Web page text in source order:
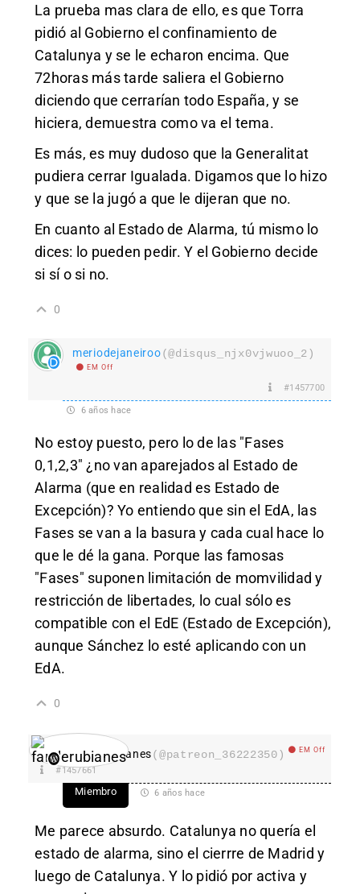
La prueba mas clara de ello, es que Torra
pidió al Gobierno el confinamiento de
Catalunya y se le echaron encima. Que
72horas más tarde saliera el Gobierno
diciendo que cerrarían todo España, y se
hiciera, demuestra como va el tema.
Es más, es muy dudoso que la Generalitat
pudiera cerrar Igualada. Digamos que lo hizo
y que se la jugó a que le dijeran que no.
En cuanto al Estado de Alarma, tú mismo lo
dices: lo pueden pedir. Y el Gobierno decide
si sí o si no.
0
meriodejaneiroo(@disqus_njx0vjwuoo_2)
EM Off
#1457700
6 años hace
No estoy puesto, pero lo de las "Fases
0,1,2,3" ¿no van aparejados al Estado de
Alarma (que en realidad es Estado de
Excepción)? Yo entiendo que sin el EdA, las
Fases se van a la basura y cada cual hace lo
que le dé la gana. Porque las famosas
"Fases" suponen limitación de momvilidad y
restricción de libertades, lo cual sólo es
compatible con el EdE (Estado de Excepción),
aunque Sánchez lo esté aplicando con un
EdA.
0
fanderubianes(@patreon_36222350) EM Off
#1457661
Miembro 6 años hace
Me parece absurdo. Catalunya no quería el
estado de alarma, sino el cierrre de Madrid y
luego de Catalunya. Y lo pidió por activa y